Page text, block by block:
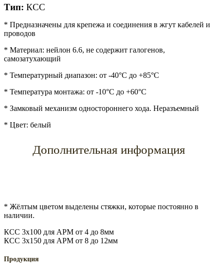
Тип: КСС
* Предназначены для крепежа и соединения в жгут кабелей и
проводов
* Материал: нейлон 6.6, не содержит галогенов,
самозатухающий
* Температурный диапазон: от -40°C до +85°C
* Температура монтажа: от -10°C до +60°C
* Замковый механизм одностороннего хода. Неразъемный
* Цвет: белый
Дополнительная информация
* Жёлтым цветом выделены стяжки, которые постоянно в
наличии.
КСС 3х100 для АРМ от 4 до 8мм
КСС 3х150 для АРМ от 8 до 12мм
Продукция